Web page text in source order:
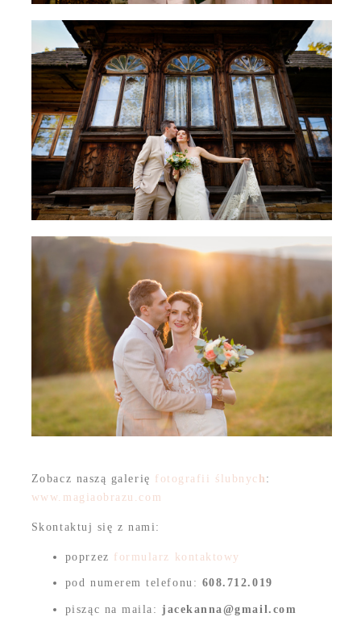
Zobacz naszą galerię fotografii ślubnyc h :
www.magiaobrazu.com
Skontaktuj się z nami:
poprzez formularz kontaktowy
pod numerem telefonu: 608.712.019
pisząc na maila: jacekanna@gmail.com